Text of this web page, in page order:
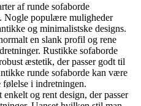
af runde sofaborde
Nogle populære muligheder
og minimalistske designs.
en slank profil og rene
Rustikke sofaborde
æstetik, der passer godt til
runde sofaborde kan være
følelse i indretningen.
og rent design, der passer